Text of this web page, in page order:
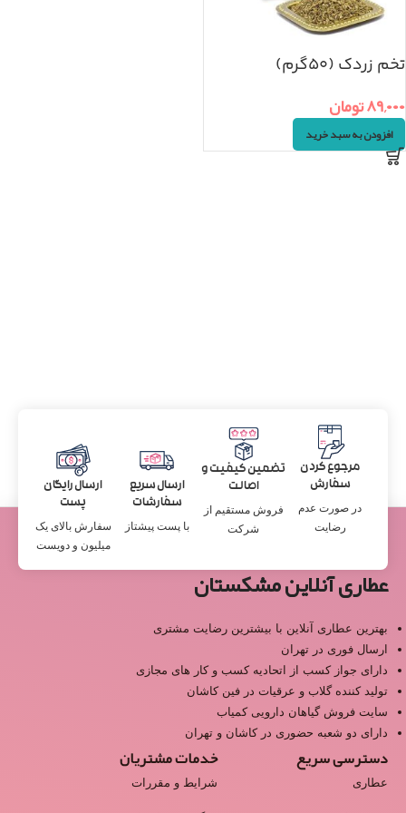
تخم زردک (۵۰گرم)
۸۹,۰۰۰تومان
افزودن به سبد خرید
مرجوع کردن
سفارش
در صورت عدم
رضایت
تضمین کیفیت و
اصالت
فروش مستقیم از
شرکت
ارسال سریع
سفارشات
با پست پیشتاز
ارسال رایگان
پست
سفارش بالای یک
میلیون و دویست
عطاری آنلاین مشکستان
بهترین عطاری آنلاین با بیشترین رضایت مشتری
ارسال فوری در تهران
دارای جواز کسب از اتحادیه کسب و کار های مجازی
تولید کننده گلاب و عرقیات در فین کاشان
سایت فروش گیاهان دارویی کمیاب
دارای دو شعبه حضوری در کاشان و تهران
دسترسی سریع
عطاری
خدمات مشتریان
شرایط و مقررات